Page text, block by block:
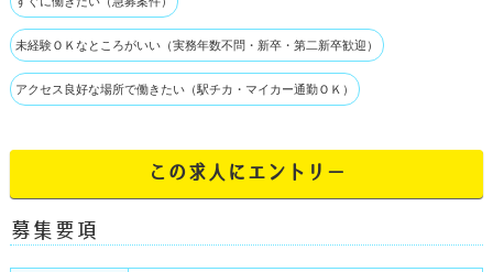
未経験ＯＫなところがいい（実務年数不問・新卒・第二新卒歓迎）
アクセス良好な場所で働きたい（駅チカ・マイカー通勤ＯＫ）
この求人にエントリー
募集要項